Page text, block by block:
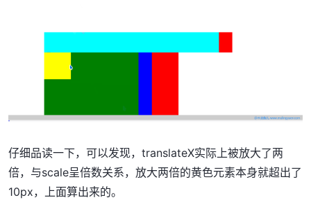
仔细品读一下，可以发现，translateX实际上被放大了两
倍，与scale呈倍数关系，放大两倍的黄色元素本身就超出了
10px，上面算出来的。